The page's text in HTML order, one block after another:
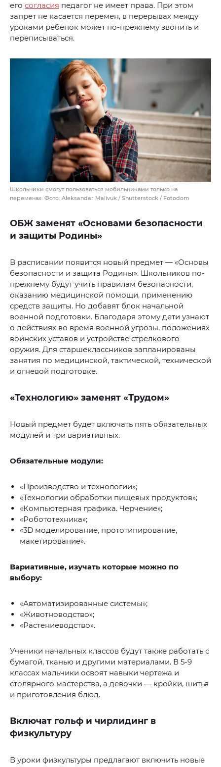
его согласия педагог не имеет права. При этом
запрет не касается перемен, в перерывах между
уроками ребенок может по-прежнему звонить и
переписываться.
Школьники смогут пользоваться мобильниками только на
переменах. Фото: Aleksandar Malivuk / Shutterstock / Fotodom
ОБЖ заменят «‎Основами безопасности
и защиты Родины»‎
В расписании появится новый предмет — «‎Основы
безопасности и защита Родины»‎. Школьников по-
прежнему будут учить правилам безопасности,
оказанию медицинской помощи, применению
средств защиты. Но добавят блок начальной
военной подготовки. Благодаря этому дети узнают
о действиях во время военной угрозы, положениях
воинских уставов и устройстве стрелкового
оружия. Для старшеклассников запланированы
занятия по медицинской, тактической, технической
и огневой подготовке.
«Технологию» заменят «Трудом»
Новый предмет будет включать пять обязательных
модулей и три вариативных.
Обязательные модули:
«Производство и технологии»;
«Технологии обработки пищевых продуктов»;
«Компьютерная графика. Черчение»;
«Робототехника»;
«3D моделирование, прототипирование,
макетирование».
Вариативные, изучать которые можно по
выбору:
«Автоматизированные системы»;
«Животноводство»;
«Растениеводство».
Ученики начальных классов будут также работать с
бумагой, тканью и другими материалами. В 5-9
классах мальчики освоят навыки чертежа и
столярного мастерства, а девочки — кройки, шитья
и приготовления блюд.
Включат гольф и чирлидинг в
физкультуру
В уроки физкультуры предлагают включить новые